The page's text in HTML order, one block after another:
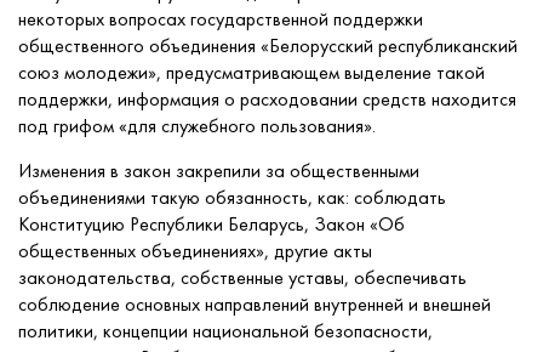
некоторых вопросах государственной поддержки
общественного объединения «Белорусский республиканский
союз молодежи», предусматривающем выделение такой
поддержки, информация о расходовании средств находится
под грифом «для служебного пользования».
Изменения в закон закрепили за общественными
объединениями такую обязанность, как: соблюдать
Конституцию Республики Беларусь, Закон «Об
общественных объединениях», другие акты
законодательства, собственные уставы, обеспечивать
соблюдение основных направлений внутренней и внешней
политики, концепции национальной безопасности,